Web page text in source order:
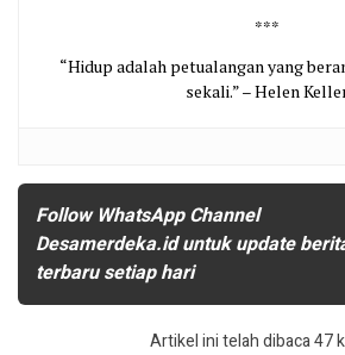
***
“Hidup adalah petualangan yang
sekali.” – Helen
Follow WhatsApp Channel
Desamerdeka.id untuk update
terbaru setiap hari
Artikel ini telah dibaca 47